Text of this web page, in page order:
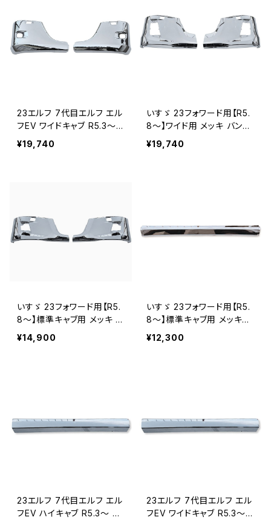
23エルフ 7代目エルフ エル
フEV ワイドキャブ R5.3～ 2
023年3月～メッキ バンパ
ー コーナー サイド パネル
¥19,740
いすゞ 23フォワード用【R5.
8～】ワイド用 メッキ バンパ
ー コーナー サイド パネル
左右セット JP-23FWD-BP
¥19,740
いすゞ 23フォワード用【R5.
8～】標準キャブ用 メッキ バ
ンパー コーナー サイド パ
ネル 左右セット JP-23FW
¥14,900
いすゞ 23フォワード用【R5.
8～】標準キャブ用 メッキフ
ロントバンパー センター部
分 JP-23FWD-BPCT-N
¥12,300
23エルフ 7代目エルフ エル
フEV ハイキャブ R5.3～ 20
23エルフ 7代目エルフ エル
フEV ワイドキャブ R5.3～ 2